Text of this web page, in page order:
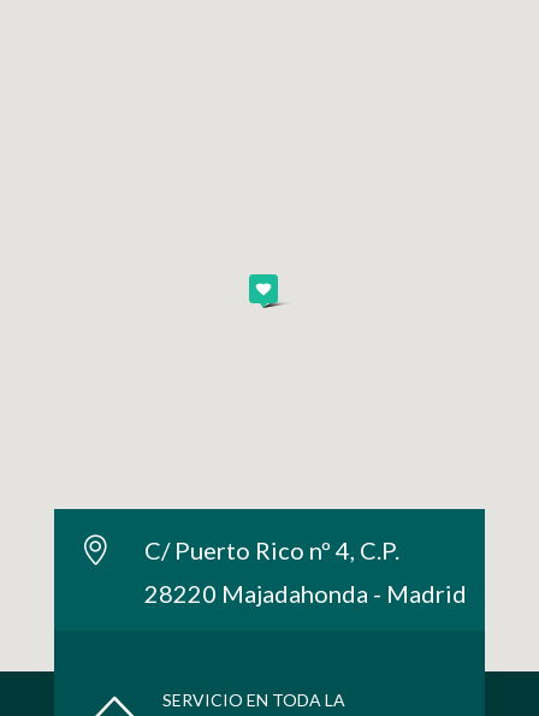
C/ Puerto Rico nº 4, C.P.
28220 Majadahonda - Madrid
SERVICIO EN TODA LA